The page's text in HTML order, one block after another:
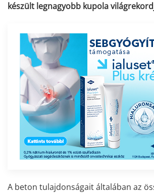
készült legnagyobb kupola
A beton tulajdonságait általában az